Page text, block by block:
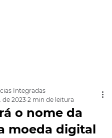
o nome da
moeda digital
Integradas
de 2023 2 min de leitura